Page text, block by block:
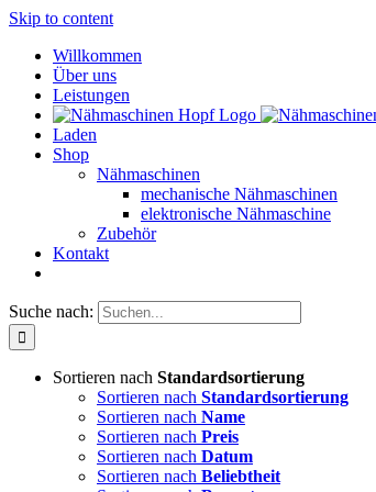
Skip to content
Willkommen
Über uns
Leistungen
Laden
Shop
Nähmaschinen
mechanische Nähmaschinen
elektronische Nähmaschine
Zubehör
Kontakt
Suche nach:
Sortieren nach Standardsortierung
Sortieren nach Standardsortierung
Sortieren nach Name
Sortieren nach Preis
Sortieren nach Datum
Sortieren nach Beliebtheit